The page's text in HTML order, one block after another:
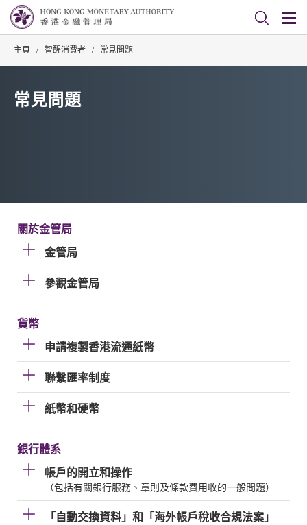
主頁 / 智醒消費者 / 常見問題
常見問題
關於金管局
金管局
參觀金管局
貨幣
申請複製香港流通紙幣
聯繫匯率制度
紙幣和硬幣
銀行體系
帳戶的開立和操作
（包括有關銀行服務、章則及條款費用收的一般問題）
「自動交換資料」和「海外帳戶稅收合規法案」